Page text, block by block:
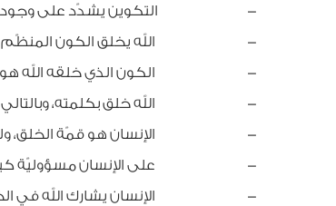
- التكوين يشدّد على وجود إله
- الله يخلق الكون المنظّم لأنّه
- الكون الذي خلقه الله هو
- الله خلق بكلمته، وبالتالي يشدّد
- الإنسان هو قمّة الخلق، وليس مجرّد
- على الإنسان مسؤوليّة كبيرة
- الإنسان يشارك الله في الخلق من